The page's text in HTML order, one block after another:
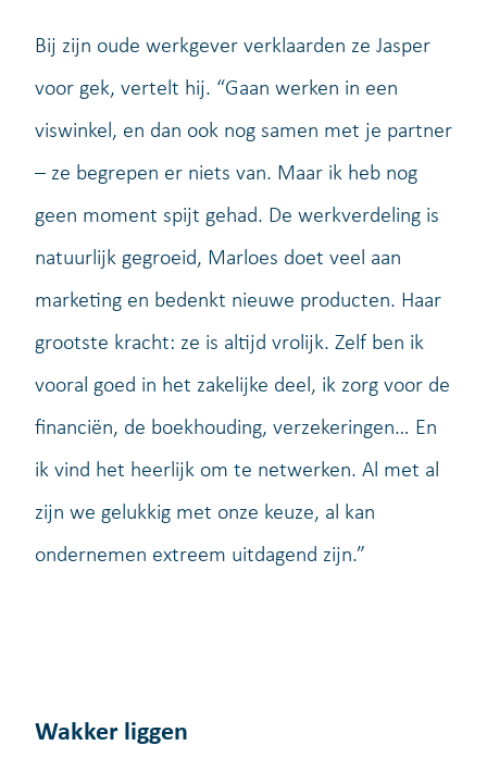
Bij zijn oude werkgever verklaarden ze Jasper
voor gek, vertelt hij. “Gaan werken in een
viswinkel, en dan ook nog samen met je partner
– ze begrepen er niets van. Maar ik heb nog
geen moment spijt gehad. De werkverdeling is
natuurlijk gegroeid, Marloes doet veel aan
marketing en bedenkt nieuwe producten. Haar
grootste kracht: ze is altijd vrolijk. Zelf ben ik
vooral goed in het zakelijke deel, ik zorg voor de
financiën, de boekhouding, verzekeringen… En
ik vind het heerlijk om te netwerken. Al met al
zijn we gelukkig met onze keuze, al kan
ondernemen extreem uitdagend zijn.”
Wakker liggen